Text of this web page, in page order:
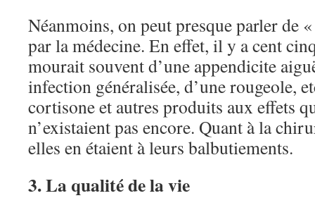
Néanmoins, on peut presque parler de
par la médecine. En effet, il y a cent
mourait souvent d’une appendicite
infection généralisée, d’une rougeole,
cortisone et autres produits aux effets
n’existaient pas encore. Quant à la
elles en étaient à leurs balbutiements.
3. La qualité de la vie